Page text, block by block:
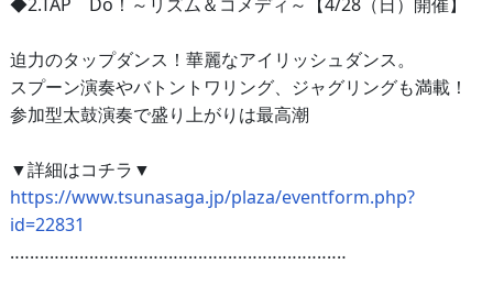
迫力のタップダンス！華麗なアイリッシュダンス。
スプーン演奏やバトントワリング、ジャグリングも満載！
参加型太鼓演奏で盛り上がりは最高潮
▼詳細はコチラ▼
https://www.tsunasaga.jp/plaza/eventform.php?
id=22831
‥‥‥‥‥‥‥‥‥‥‥‥‥‥‥‥‥‥‥‥‥‥‥‥‥‥‥‥‥‥‥‥‥‥